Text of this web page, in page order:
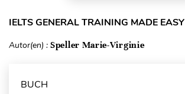
IELTS GENERAL TRAINING MADE EASY
Autor(en) : Speller Marie-Virginie
BUCH